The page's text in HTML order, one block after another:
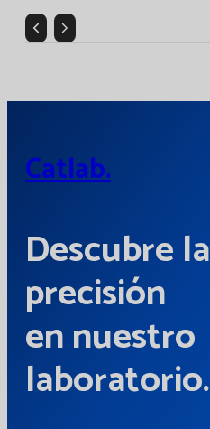
Catlab.
Descubre la
precisión
en nuestro
laboratorio.